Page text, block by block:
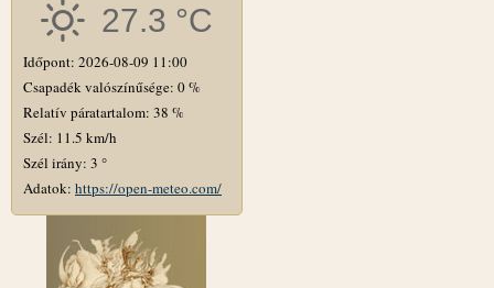
27.3 °C
Időpont: 2026-08-09 11:00
Csapadék valószínűsége: 0 %
Relatív páratartalom: 38 %
Szél: 11.5 km/h
Szél irány: 3 °
Adatok: https://open-meteo.com/